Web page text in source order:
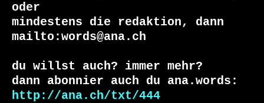
oder
mindestens die redaktion, dann
mailto:words@ana.ch
du willst auch? immer mehr?
http://ana.ch/txt/444